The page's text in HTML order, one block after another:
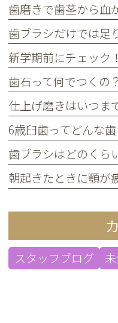
歯石って何でつくの？
仕上げ磨きはいつま
6歳臼歯ってどんな歯
歯ブラシはどのくら
スタッフブログ